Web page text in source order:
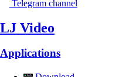
Telegram channel
LJ Video
Applications